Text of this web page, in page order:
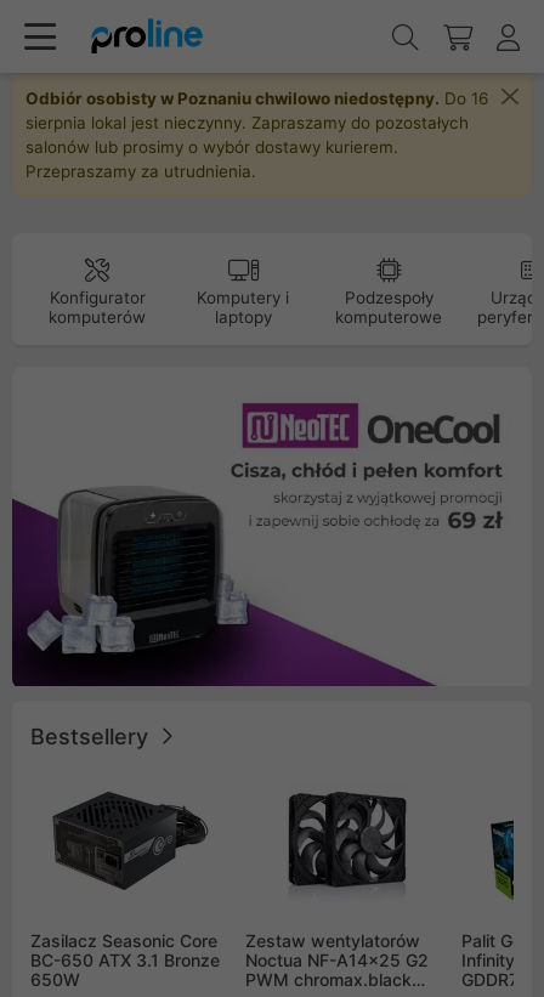
Odbiór osobisty w Poznaniu chwilowo niedostępny. Do 16
sierpnia lokal jest nieczynny. Zapraszamy do pozostałych
salonów lub prosimy o wybór dostawy kurierem.
Przepraszamy za utrudnienia.
Konfigurator
komputerów
Komputery i
laptopy
Podzespoły
komputerowe
Bestsellery
Zasilacz Seasonic Core
BC-650 ATX 3.1 Bronze
650W
Zestaw wentylatorów
Noctua NF-A14x25 G2
PWM chromax.black
Palit
Infinity 3
GDDR7